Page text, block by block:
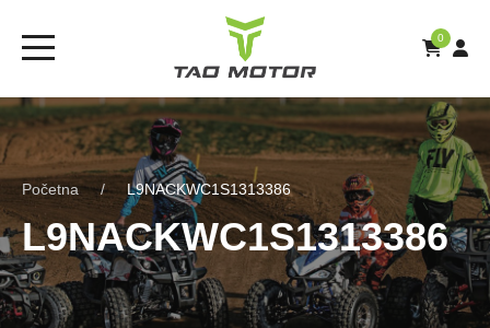
0
Početna L9NACKWC1S1313386
L9NACKWC1S1313386